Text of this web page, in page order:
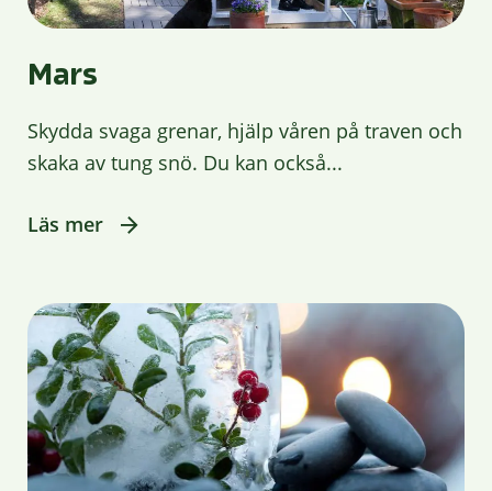
Mars
Skydda svaga grenar, hjälp våren på traven och
skaka av tung snö. Du kan också...
Läs mer